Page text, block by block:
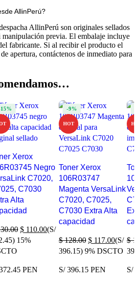
AllinPerú?
AllinPerú son originales sellados
manipulación previa. El embalaje incluye
fabricante. Si al recibir el producto el
apertura, contáctenos de inmediato para
Xerox
Negro
C7020,
C7030
Alta
$ 110.00(S/
15%
PEN
Toner Xerox
106R03747
Magenta VersaLink
C7020, C7025,
C7030 Extra Alta
capacidad
$128.00 $ 117.00(S/
396.15) 9% DSCTO
-9%
HOT
S/ 396.15 PEN
$
S/